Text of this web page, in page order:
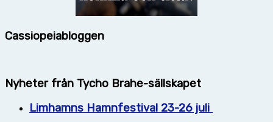
Cassiopeiabloggen
Nyheter från Tycho Brahe-sällskapet
Limhamns Hamnfestival 23-26 juli